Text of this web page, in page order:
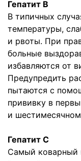
Гепатит В
В типичных
температуры,
и рвоты. При
больные
избавляются от
Предупредить
пытаются с
прививку в
и
Гепатит С
Самый коварный